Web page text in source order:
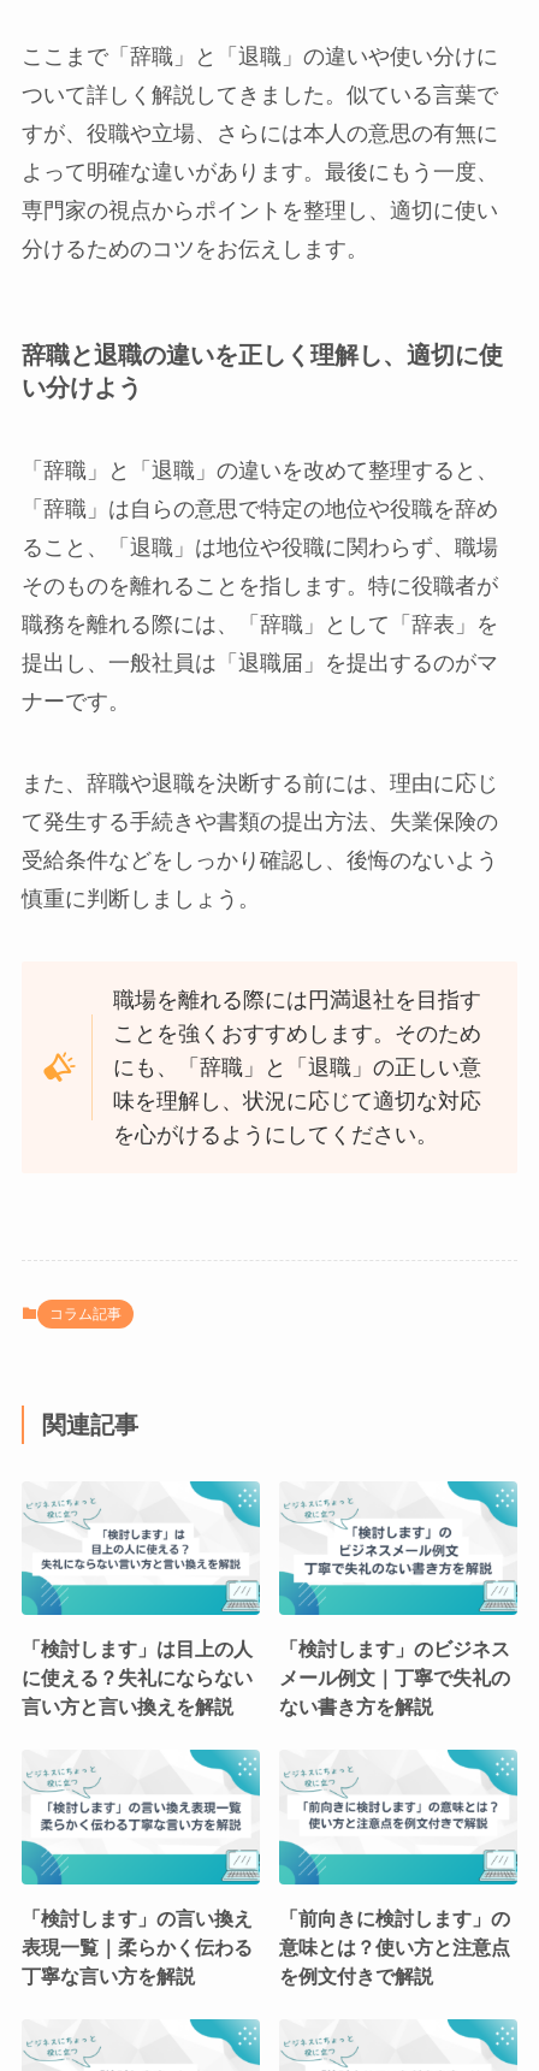
ここまで「辞職」と「退職」の違いや使い分けに
ついて詳しく解説してきました。似ている言葉で
すが、役職や立場、さらには本人の意思の有無に
よって明確な違いがあります。最後にもう一度、
専門家の視点からポイントを整理し、適切に使い
分けるためのコツをお伝えします。
辞職と退職の違いを正しく理解し、適切に使
い分けよう
「辞職」と「退職」の違いを改めて整理すると、
「辞職」は自らの意思で特定の地位や役職を辞め
ること、「退職」は地位や役職に関わらず、職場
そのものを離れることを指します。特に役職者が
職務を離れる際には、「辞職」として「辞表」を
提出し、一般社員は「退職届」を提出するのがマ
ナーです。
また、辞職や退職を決断する前には、理由に応じ
て発生する手続きや書類の提出方法、失業保険の
受給条件などをしっかり確認し、後悔のないよう
慎重に判断しましょう。
職場を離れる際には円満退社を目指す
ことを強くおすすめします。そのため
にも、「辞職」と「退職」の正しい意
味を理解し、状況に応じて適切な対応
を心がけるようにしてください。
コラム記事
関連記事
「検討します」は目上の人
に使える？失礼にならない
言い方と言い換えを解説
「検討します」のビジネス
メール例文｜丁寧で失礼の
ない書き方を解説
「検討します」の言い換え
表現一覧｜柔らかく伝わる
丁寧な言い方を解説
「前向きに検討します」の
意味とは？使い方と注意点
を例文付きで解説